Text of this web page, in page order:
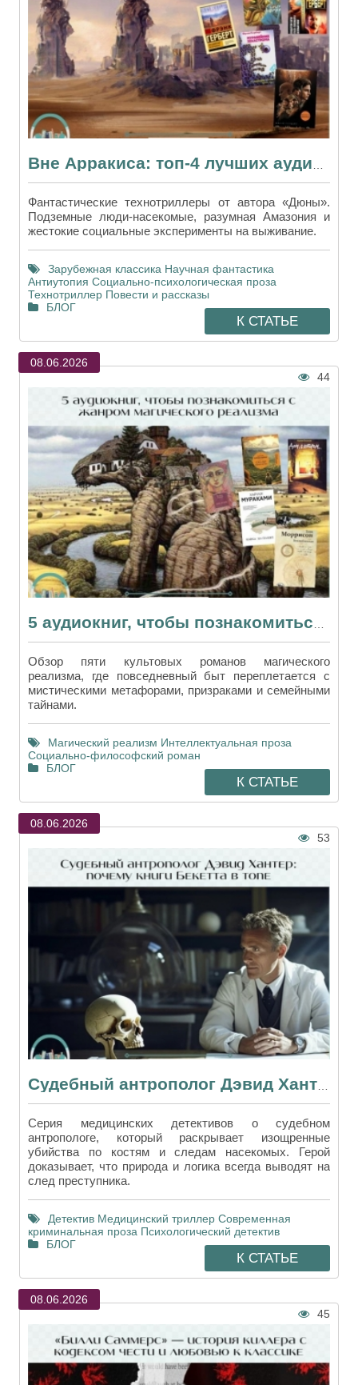
Фантастические технотриллеры от автора «Дюны».
Подземные люди-насекомые, разумная Амазония и
жестокие социальные эксперименты на выживание.
Зарубежная классика Научная фантастика
Антиутопия Социально-психологическая проза
Технотриллер Повести и рассказы
БЛОГ
К СТАТЬЕ
08.06.2026
44
Обзор пяти культовых романов магического
реализма, где повседневный быт переплетается с
мистическими метафорами, призраками и семейными
тайнами.
Магический реализм Интеллектуальная проза
Социально-философский роман
БЛОГ
К СТАТЬЕ
08.06.2026
53
Серия медицинских детективов о судебном
антропологе, который раскрывает изощренные
убийства по костям и следам насекомых. Герой
доказывает, что природа и логика всегда выводят на
след преступника.
Детектив Медицинский триллер Современная
криминальная проза Психологический детектив
БЛОГ
К СТАТЬЕ
08.06.2026
45